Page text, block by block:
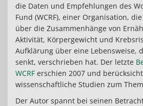
die Daten und Empfehlungen des
Fund (WCRF), einer Organisation,
über die Zusammenhänge von
Aktivität, Körpergewicht und
Aufklärung über eine Lebensweise,
senkt, verschrieben hat. Der letzte
WCRF erschien 2007 und
wissenschaftliche Studien zum
Der Autor spannt bei seinen